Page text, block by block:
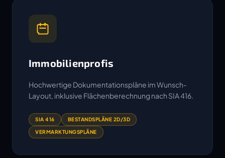
Immobilienprofis
Hochwertige Dokumentationspläne im Wunsch-
Layout, inklusive Flächenberechnung nach SIA 416.
SIA 416 BESTANDSPLÄNE 2D/3D
VERMARKTUNGSPLÄNE